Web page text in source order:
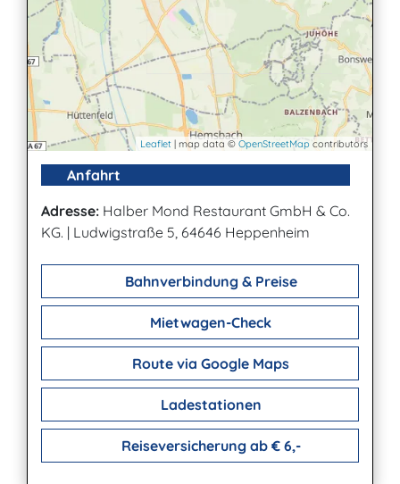
Leaflet | map data © OpenStreetMap contributors
Anfahrt
Adresse: Halber Mond Restaurant GmbH & Co.
KG. | Ludwigstraße 5, 64646 Heppenheim
Bahnverbindung & Preise
Mietwagen-Check
Route via Google Maps
Ladestationen
Reiseversicherung ab € 6,-